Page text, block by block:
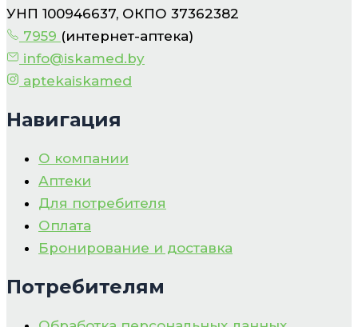
УНП 100946637, ОКПО 37362382
7959 (интернет-аптека)
info@iskamed.by
aptekaiskamed
Навигация
О компании
Аптеки
Для потребителя
Оплата
Бронирование и доставка
Потребителям